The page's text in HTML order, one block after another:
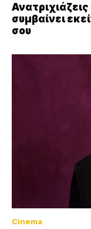
συμβαίνει
σου
Cinema